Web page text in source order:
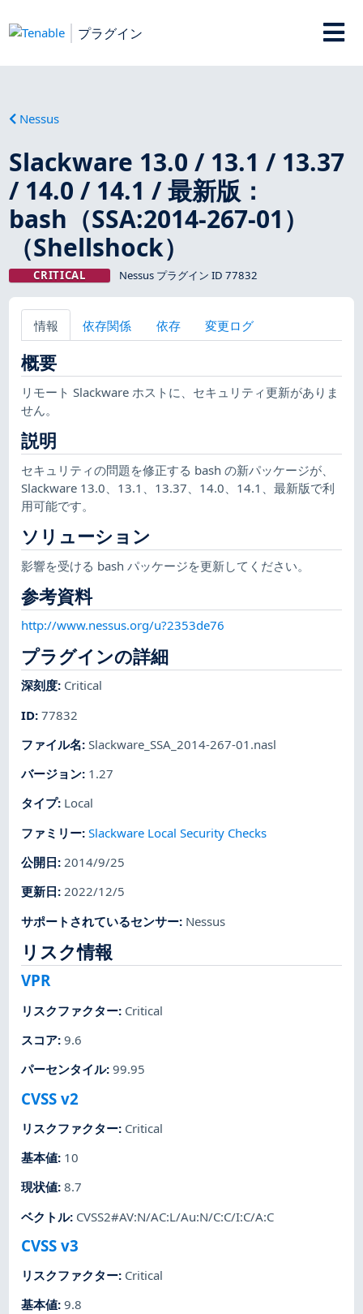
プラグイン
Nessus
Slackware 13.0 / 13.1 / 13.37
/ 14.0 / 14.1 / 最新版：
bash（SSA:2014-267-01）
（Shellshock）
CRITICAL Nessus プラグイン ID 77832
情報 依存関係 依存 変更ログ
概要
リモート Slackware ホストに、セキュリティ更新がありま
せん。
説明
セキュリティの問題を修正する bash の新パッケージが、
Slackware 13.0、13.1、13.37、14.0、14.1、最新版で利
用可能です。
ソリューション
影響を受ける bash パッケージを更新してください。
参考資料
http://www.nessus.org/u?2353de76
プラグインの詳細
深刻度: Critical
ID:77832
ファイル名:Slackware_SSA_2014-267-01.nasl
バージョン: 1.27
タイプ: Local
ファミリー:Slackware Local Security Checks
公開日:2014/9/25
更新日:2022/12/5
サポートされているセンサー: Nessus
リスク情報
VPR
リスクファクター: Critical
スコア:9.6
パーセンタイル:99.95
CVSS v2
リスクファクター: Critical
基本値: 10
現状値:8.7
ベクトル: CVSS2#AV:N/AC:L/Au:N/C:C/I:C/A:C
CVSS v3
リスクファクター: Critical
基本値:9.8